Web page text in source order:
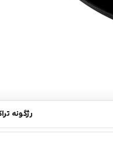
رژگونه
رژگونه